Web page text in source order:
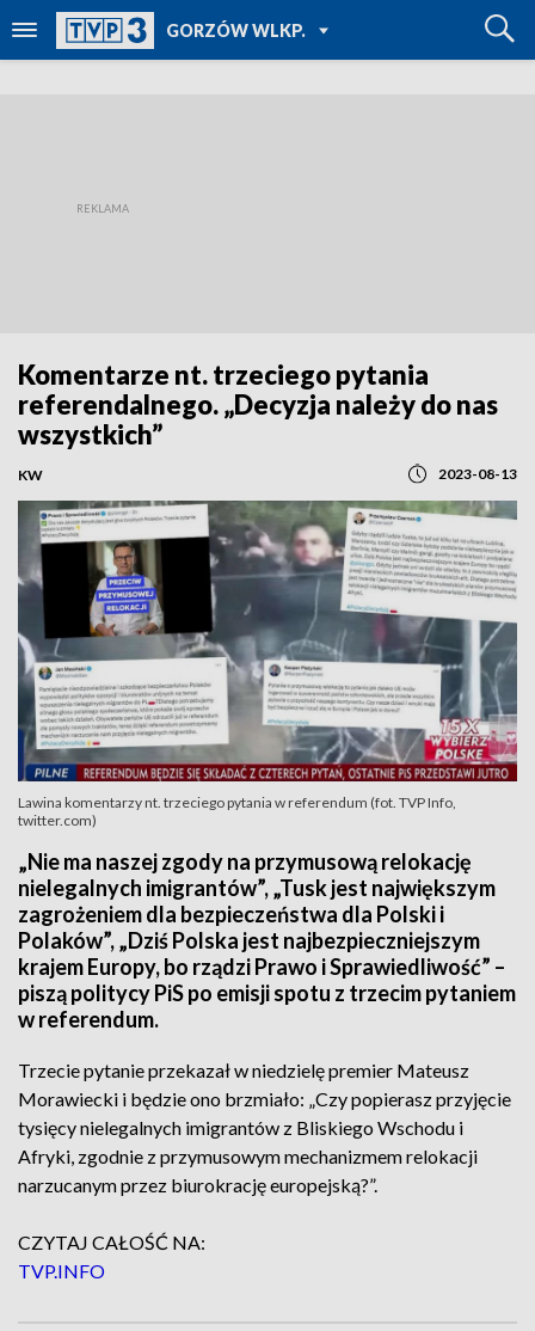
GORZÓW WLKP.
TVP REGIONY
Komentarze nt. trzeciego pytania
referendalnego. „Decyzja należy do nas
wszystkich”
KW 2023-08-13
Lawina komentarzy nt. trzeciego pytania w referendum (fot. TVP Info,
twitter.com)
„Nie ma naszej zgody na przymusową relokację
nielegalnych imigrantów”, „Tusk jest największym
zagrożeniem dla bezpieczeństwa dla Polski i
Polaków”, „Dziś Polska jest najbezpieczniejszym
krajem Europy, bo rządzi Prawo i Sprawiedliwość” –
piszą politycy PiS po emisji spotu z trzecim pytaniem
w referendum.
Trzecie pytanie przekazał w niedzielę premier Mateusz
Morawiecki i będzie ono brzmiało: „Czy popierasz przyjęcie
tysięcy nielegalnych imigrantów z Bliskiego Wschodu i
Afryki, zgodnie z przymusowym mechanizmem relokacji
narzucanym przez biurokrację europejską?”.
CZYTAJ CAŁOŚĆ NA:
TVP.INFO